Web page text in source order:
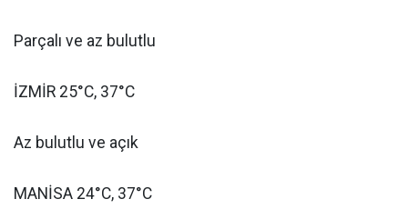
Parçalı ve az bulutlu
İZMİR 25°C, 37°C
Az bulutlu ve açık
MANİSA 24°C, 37°C